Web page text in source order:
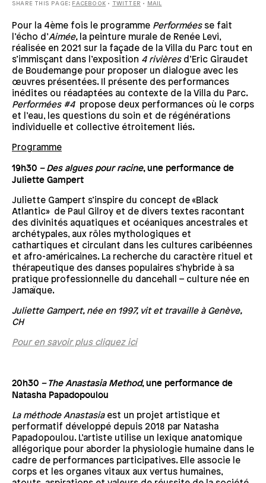
SHARE THIS PAGE: FACEBOOK • TWITTER • MAIL
Pour la 4ème fois le programme Performées se fait
l’écho d’Aimée, la peinture murale de Renée Levi,
réalisée en 2021 sur la façade de la Villa du Parc tout en
s’immisçant dans l’exposition 4 rivières d’Eric Giraudet
de Boudemange pour proposer un dialogue avec les
œuvres présentées. Il présente des performances
inédites ou réadaptées au contexte de la Villa du Parc.
Performées #4 propose deux performances où le corps
et l’eau, les questions du soin et de régénérations
individuelle et collective étroitement liés.
Programme
19h30 – Des algues pour racine, une performance de
Juliette Gampert
Juliette Gampert s’inspire du concept de «Black
Atlantic» de Paul Gilroy et de divers textes racontant
des divinités aquatiques et océaniques ancestrales et
archétypales, aux rôles mythologiques et
cathartiques et circulant dans les cultures caribéennes
et afro-américaines. La recherche du caractère rituel et
thérapeutique des danses populaires s’hybride à sa
pratique professionnelle du dancehall – culture née en
Jamaïque.
Juliette Gampert, née en 1997, vit et travaille à Genève,
CH
Pour en savoir plus cliquez ici
20h30 – The Anastasia Method, une performance de
Natasha Papadopoulou
La méthode Anastasiaest un projet artistique et
performatif développé depuis 2018 par Natasha
Papadopoulou. L’artiste utilise un lexique anatomique
allégorique pour aborder la physiologie humaine dans le
cadre de performances participatives. Elle associe le
corps et les organes vitaux aux vertus humaines,